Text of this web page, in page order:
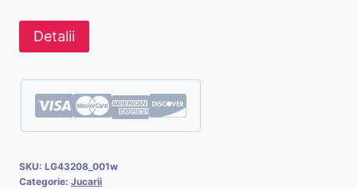
Detalii
SKU: LG43208_001w
Categorie: Jucarii